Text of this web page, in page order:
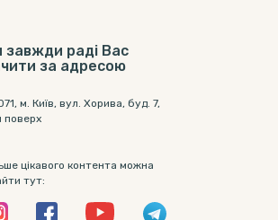
завжди раді Вас
за адресою
м. Київ, вул. Хорива, буд. 7,
поверх
цікавого контента можна
тут: